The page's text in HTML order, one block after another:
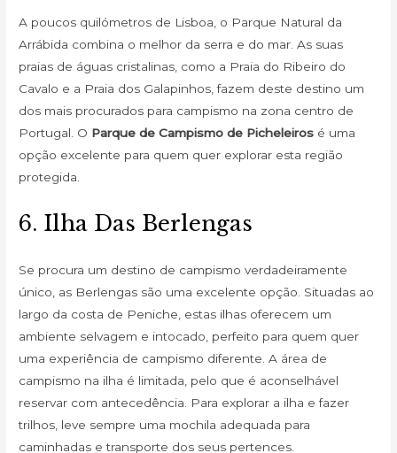
A poucos quilómetros de Lisboa, o Parque Natural da
Arrábida combina o melhor da serra e do mar. As suas
praias de águas cristalinas, como a Praia do Ribeiro do
Cavalo e a Praia dos Galapinhos, fazem deste destino um
dos mais procurados para campismo na zona centro de
Portugal. O Parque de Campismo de Picheleiros é uma
opção excelente para quem quer explorar esta região
protegida.
6. Ilha Das Berlengas
Se procura um destino de campismo verdadeiramente
único, as Berlengas são uma excelente opção. Situadas ao
largo da costa de Peniche, estas ilhas oferecem um
ambiente selvagem e intocado, perfeito para quem quer
uma experiência de campismo diferente. A área de
campismo na ilha é limitada, pelo que é aconselhável
reservar com antecedência. Para explorar a ilha e fazer
trilhos, leve sempre uma mochila adequada para
caminhadas e transporte dos seus pertences.